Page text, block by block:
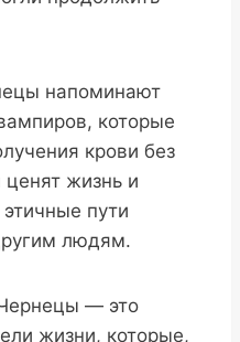
напоминают
которые
крови без
ценят жизнь и
пути
людям.
— это
жизни, которые,